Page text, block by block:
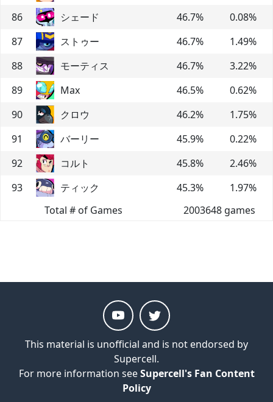
86
シェード 46.7% 0.08%
87
ストゥー 46.7% 1.49%
88
モーティス 46.7% 3.22%
89
Max 46.5% 0.62%
90
クロウ 46.2% 1.75%
91
バーリー 45.9% 0.22%
92
コルト 45.8% 2.46%
93
ティック 45.3% 1.97%
Total # of Games
2003648 games
This material is unofficial and is not endorsed by
Supercell.
For more information seeSupercell's Fan Content
Policy